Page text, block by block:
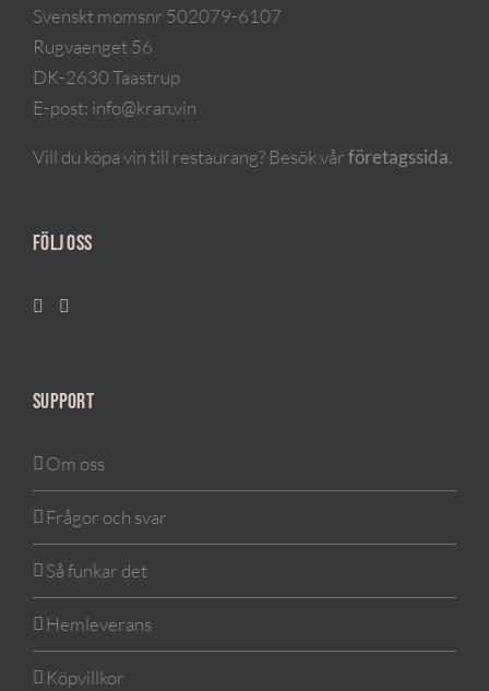
Svenskt momsnr 502079-6107
Rugvaenget 56
DK-2630 Taastrup
E-post: info@kran.vin
Vill du köpa vin till restaurang? Besök vårföretagssida.
FÖLJ OSS
SUPPORT
Om oss
Frågor och svar
Så funkar det
Hemleverans
Köpvillkor